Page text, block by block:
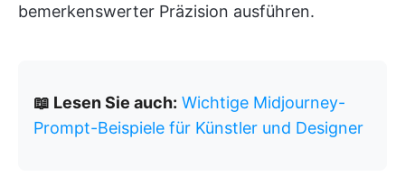
bemerkenswerter Präzision ausführen.
📖 Lesen Sie auch: Wichtige Midjourney-
Prompt-Beispiele für Künstler und Designer